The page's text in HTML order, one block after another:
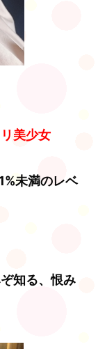
美少女
未満のレベ
知る、恨み